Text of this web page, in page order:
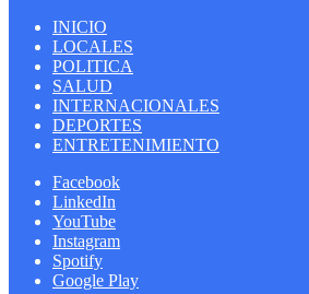
INICIO
LOCALES
POLITICA
SALUD
INTERNACIONALES
DEPORTES
ENTRETENIMIENTO
Facebook
LinkedIn
YouTube
Instagram
Spotify
Google Play